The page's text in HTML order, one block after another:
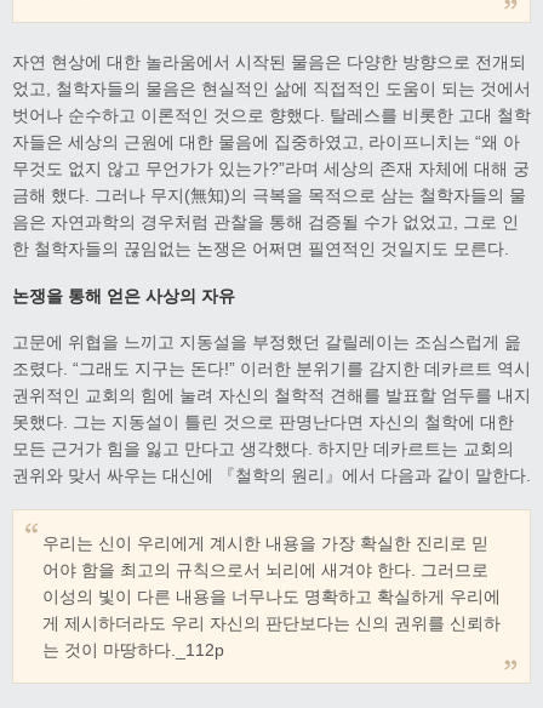
자연 현상에 대한 놀라움에서 시작된 물음은 다양한 방향으로 전개되
었고, 철학자들의 물음은 현실적인 삶에 직접적인 도움이 되는 것에서
벗어나 순수하고 이론적인 것으로 향했다. 탈레스를 비롯한 고대 철학
자들은 세상의 근원에 대한 물음에 집중하였고, 라이프니치는 “왜 아
무것도 없지 않고 무언가가 있는가?”라며 세상의 존재 자체에 대해 궁
금해 했다. 그러나 무지(無知)의 극복을 목적으로 삼는 철학자들의 물
음은 자연과학의 경우처럼 관찰을 통해 검증될 수가 없었고, 그로 인
한 철학자들의 끊임없는 논쟁은 어쩌면 필연적인 것일지도 모른다.
논쟁을 통해 얻은 사상의 자유
고문에 위협을 느끼고 지동설을 부정했던 갈릴레이는 조심스럽게 읊
조렸다. “그래도 지구는 돈다!” 이러한 분위기를 감지한 데카르트 역시
권위적인 교회의 힘에 눌려 자신의 철학적 견해를 발표할 엄두를 내지
못했다. 그는 지동설이 틀린 것으로 판명난다면 자신의 철학에 대한
모든 근거가 힘을 잃고 만다고 생각했다. 하지만 데카르트는 교회의
권위와 맞서 싸우는 대신에 『철학의 원리』에서 다음과 같이 말한다.
우리는 신이 우리에게 계시한 내용을 가장 확실한 진리로 믿
어야 함을 최고의 규칙으로서 뇌리에 새겨야 한다. 그러므로
이성의 빛이 다른 내용을 너무나도 명확하고 확실하게 우리에
게 제시하더라도 우리 자신의 판단보다는 신의 권위를 신뢰하
는 것이 마땅하다._112p